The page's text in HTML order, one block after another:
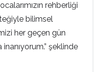
rehberliği
bilimsel
her geçen gün
şeklinde